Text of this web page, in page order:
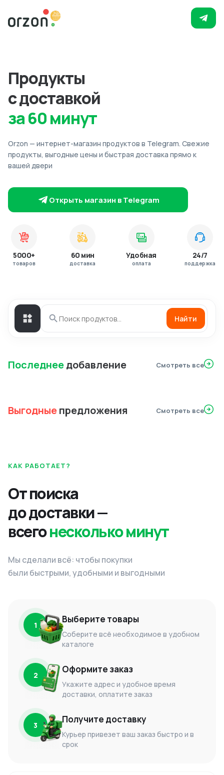
Продукты
с доставкой
за 60 минут
Orzon — интернет-магазин продуктов в Telegram. Свежие
продукты, выгодные цены и быстрая доставка прямо к
вашей двери
Открыть магазин в Telegram
5000+
товаров
60 мин
доставка
Удобная
оплата
24/7
поддержка
Найти
Последнеедобавление Смотреть все
Выгодныепредложения Смотреть все
КАК РАБОТАЕТ?
От поиска
до доставки —
всегонесколько минут
Мы сделали всё: чтобы покупки
были быстрыми, удобными и выгодными
1 Выберите товары
Соберите всё необходимое в удобном
каталоге
2 Оформите заказ
Укажите адрес и удобное время
доставки, оплатите заказ
3 Получите доставку
Курьер привезет ваш заказ быстро и в
срок